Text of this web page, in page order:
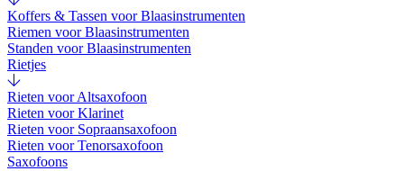
Koffers & Tassen voor Blaasinstrumenten
Riemen voor Blaasinstrumenten
Standen voor Blaasinstrumenten
Rietjes
Rieten voor Altsaxofoon
Rieten voor Klarinet
Rieten voor Sopraansaxofoon
Rieten voor Tenorsaxofoon
Saxofoons